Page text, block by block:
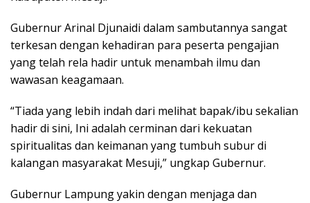
Gubernur Arinal Djunaidi dalam sambutannya sangat
terkesan dengan kehadiran para peserta pengajian
yang telah rela hadir untuk menambah ilmu dan
wawasan keagamaan.
“Tiada yang lebih indah dari melihat bapak/ibu sekalian
hadir di sini, Ini adalah cerminan dari kekuatan
spiritualitas dan keimanan yang tumbuh subur di
kalangan masyarakat Mesuji,” ungkap Gubernur.
Gubernur Lampung yakin dengan menjaga dan